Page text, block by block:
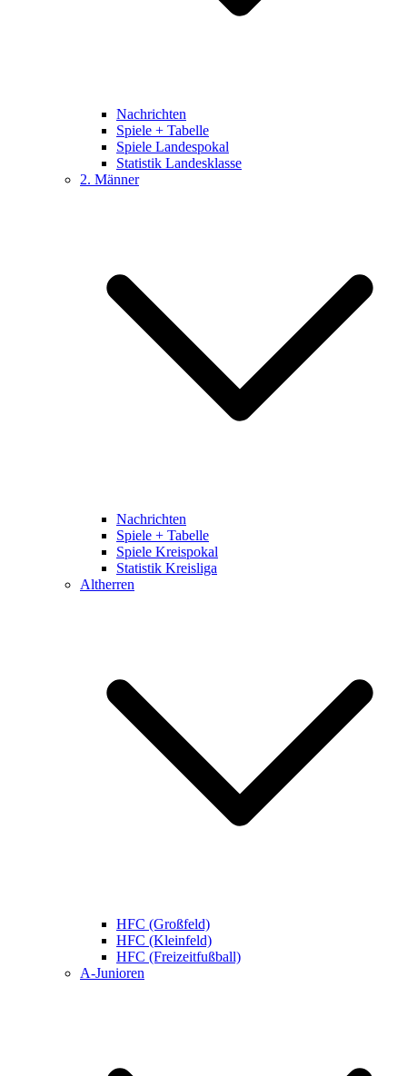
Nachrichten
Spiele + Tabelle
Spiele Landespokal
Statistik Landesklasse
2. Männer
Nachrichten
Spiele + Tabelle
Spiele Kreispokal
Statistik Kreisliga
Altherren
HFC (Großfeld)
HFC (Kleinfeld)
HFC (Freizeitfußball)
A-Junioren